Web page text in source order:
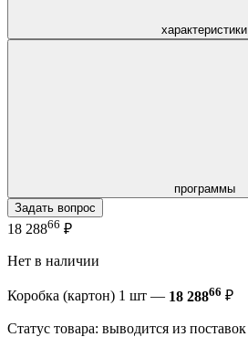
характеристики
программы
Задать вопрос
18 28866 ₽
Нет в наличии
Коробка (картон) 1 шт — 18 28866 ₽
Статус товара: выводится из поставок